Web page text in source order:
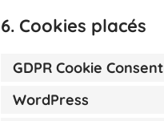
6. Cookies placés
GDPR Cookie Consent
WordPress